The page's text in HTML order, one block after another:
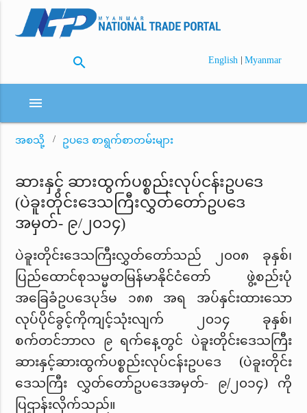
search English | Myanmar
menu
အစသို့ ဥပဒေ စာရွက်စာတမ်းများ
ဆားနှင့် ဆားထွက်ပစ္စည်းလုပ်ငန်းဥပဒေ
(ပဲခူးတိုင်းဒေသကြီးလွှတ်တော်ဥပဒေ
အမှတ်- ၉/၂၀၁၄)
ပဲခူးတိုင်းဒေသကြီးလွှတ်တော်သည် ၂၀၀၈ ခုနှစ်၊
ပြည်ထောင်စုသမ္မတမြန်မာနိုင်ငံတော် ဖွဲ့စည်းပုံ
အခြေခံဥပဒေပုဒ်မ ၁၈၈ အရ အပ်နှင်းထားသော
လုပ်ပိုင်ခွင့်ကိုကျင့်သုံးလျက် ၂၀၁၄ ခုနှစ်၊
စက်တင်ဘာလ ၉ ရက်နေ့တွင် ပဲခူးတိုင်းဒေသကြီး
ဆားနှင့်ဆားထွက်ပစ္စည်းလုပ်ငန်းဥပဒေ (ပဲခူးတိုင်း
ဒေသကြီး လွှတ်တော်ဥပဒေအမှတ်- ၉/၂၀၁၄) ကို
ပြဌာန်းလိုက်သည်။